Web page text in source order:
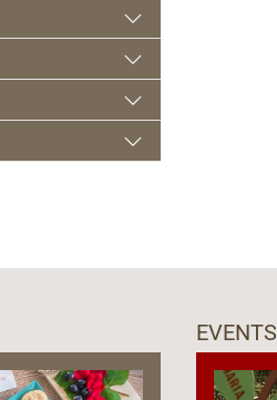
bosco è sempre
EVENTS